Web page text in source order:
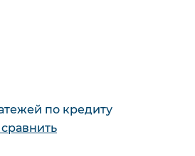
по кредиту
сравнить